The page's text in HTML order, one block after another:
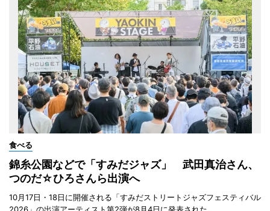
食べる
錦糸公園などで「すみだジャズ」 武田真治さん、
つのだ☆ひろさんら出演へ
10月17日・18日に開催される「すみだストリートジャズフェスティバル